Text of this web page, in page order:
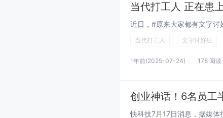
当代打工人 正在患
当代打工人 文字讨好症
1年前(2025-07-24) 178 阅读
创业神话！6名员工